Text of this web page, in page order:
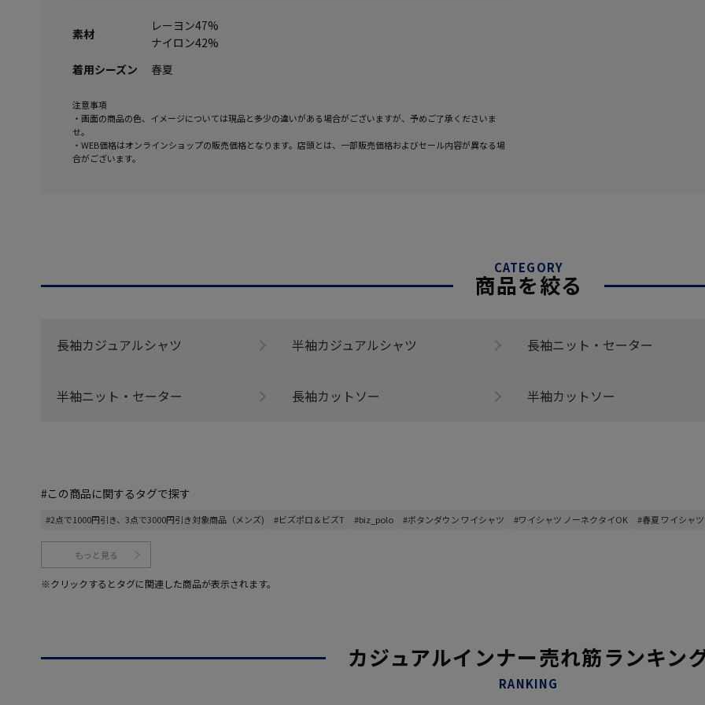
素材
レーヨン47%
ナイロン42%
着用シーズン
春夏
注意事項
・画面の商品の色、イメージについては現品と多少の違いがある場合がございますが、予めご了承くださいま
せ。
・WEB価格はオンラインショップの販売価格となります。店頭とは、一部販売価格およびセール内容が異なる場
合がございます。
CATEGORY
商品を絞る
長袖カジュアルシャツ 半袖カジュアルシャツ 長袖ニット・セーター
半袖ニット・セーター 長袖カットソー 半袖カットソー
#この商品に関するタグで探す
#2点で1000円引き、3点で3000円引き対象商品（メンズ) #ビズポロ＆ビズT #biz_polo #ボタンダウン ワイシャツ #ワイシャツ ノーネクタイOK #春夏 ワイシャツ
もっと見る
※クリックするとタグに関連した商品が表示されます。
カジュアルインナー売れ筋ランキン
RANKING